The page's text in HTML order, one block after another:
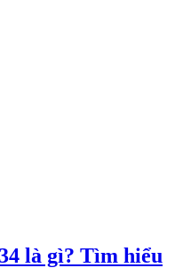
là gì? Tìm hiểu